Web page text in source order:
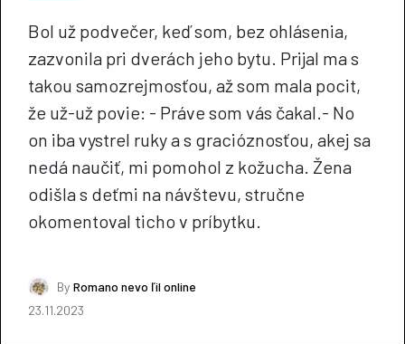
Bol už podvečer, keď som, bez ohlásenia,
zazvonila pri dverách jeho bytu. Prijal ma s
takou samozrejmosťou, až som mala pocit,
že už-už povie: - Práve som vás čakal.- No
on iba vystrel ruky a s gracióznosťou, akej sa
nedá naučiť, mi pomohol z kožucha. Žena
odišla s deťmi na návštevu, stručne
okomentoval ticho v príbytku.
By Romano nevo ľil online
23.11.2023